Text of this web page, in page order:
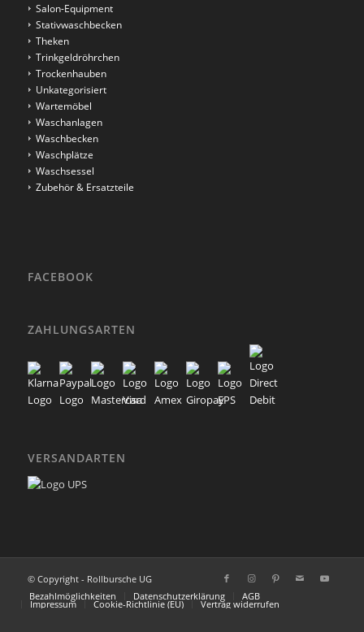
Salon-Equipment
Stativwaschbecken
Theken
Trinkgeldröhrchen
Trockenhauben
Unkategorisiert
Wartemöbel
Waschanlagen
Waschbecken
Waschplätze
Waschsessel
Zubehör & Ersatzteile
FACEBOOKKlicke hier, um Marketing-Cookies zu
ZAHLUNGSARTEN
VERSANDARTEN
© Copyright - Rollbursche UG
Bezahlmöglichkeiten
Datenschutzerklärung AGB
Impressum Cookie-Richtlinie (EU) Vertrag widerrufen